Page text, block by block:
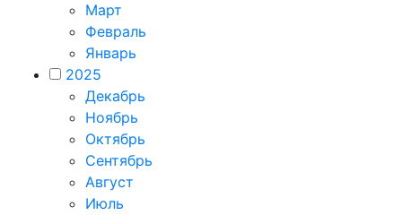
Март
Февраль
Январь
2025
Декабрь
Ноябрь
Октябрь
Сентябрь
Август
Июль